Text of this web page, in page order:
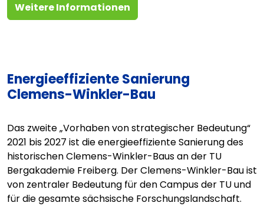
Weitere Informationen
Energieeffiziente Sanierung
Clemens-Winkler-Bau
Das zweite „Vorhaben von strategischer Bedeutung“
2021 bis 2027 ist die energieeffiziente Sanierung des
historischen Clemens-Winkler-Baus an der TU
Bergakademie Freiberg. Der Clemens-Winkler-Bau ist
von zentraler Bedeutung für den Campus der TU und
für die gesamte sächsische Forschungslandschaft.